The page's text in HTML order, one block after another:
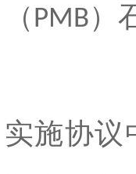
（ PMB）
实施协议